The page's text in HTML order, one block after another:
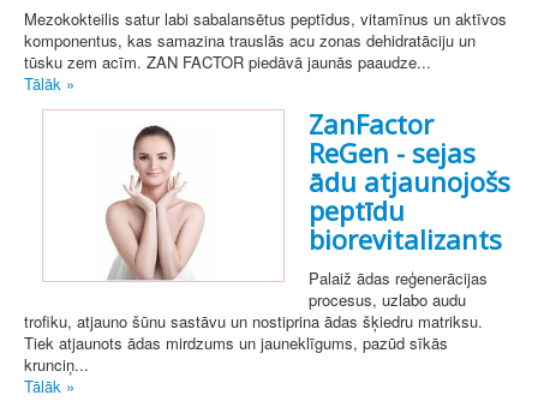
Mezokokteilis satur labi sabalansētus peptīdus, vitamīnus un aktīvos
komponentus, kas samazina trauslās acu zonas dehidratāciju un
tūsku zem acīm. ZAN FACTOR piedāvā jaunās paaudze...
Tālāk »
ZanFactor
ReGen - sejas
ādu atjaunojošs
peptīdu
biorevitalizants
Palaiž ādas reģenerācijas
procesus, uzlabo audu
trofiku, atjauno šūnu sastāvu un nostiprina ādas šķiedru matriksu.
Tiek atjaunots ādas mirdzums un jauneklīgums, pazūd sīkās
krunciņ...
Tālāk »